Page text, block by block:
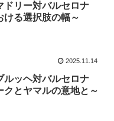
ドリー対バルセロナ
ける選択肢の幅～
2025.11.14
ルッヘ対バルセロナ
クとヤマルの意地と～